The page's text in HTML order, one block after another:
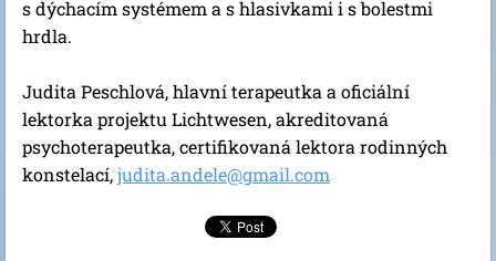
s dýchacím systémem a s hlasivkami i s bolestmi
hrdla.
Judita Peschlová, hlavní terapeutka a oficiální
lektorka projektu Lichtwesen, akreditovaná
psychoterapeutka, certifikovaná lektora rodinných
konstelací,judita.andele@gmail.com